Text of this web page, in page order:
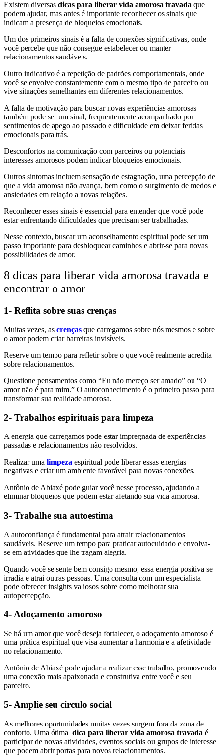
Existem diversas dicas para liberar vida amorosa travada que
podem ajudar, mas antes é importante reconhecer os sinais que
indicam a presença de bloqueios emocionais.
Um dos primeiros sinais é a falta de conexões significativas, onde
você percebe que não consegue estabelecer ou manter
relacionamentos saudáveis.
Outro indicativo é a repetição de padrões comportamentais, onde
você se envolve constantemente com o mesmo tipo de parceiro ou
vive situações semelhantes em diferentes relacionamentos.
A falta de motivação para buscar novas experiências amorosas
também pode ser um sinal, frequentemente acompanhado por
sentimentos de apego ao passado e dificuldade em deixar feridas
emocionais para trás.
Desconfortos na comunicação com parceiros ou potenciais
interesses amorosos podem indicar bloqueios emocionais.
Outros sintomas incluem sensação de estagnação, uma percepção de
que a vida amorosa não avança, bem como o surgimento de medos e
ansiedades em relação a novas relações.
Reconhecer esses sinais é essencial para entender que você pode
estar enfrentando dificuldades que precisam ser trabalhadas.
Nesse contexto, buscar um aconselhamento espiritual pode ser um
passo importante para desbloquear caminhos e abrir-se para novas
possibilidades de amor.
8 dicas para liberar vida amorosa travada e
encontrar o amor
1- Reflita sobre suas crenças
Muitas vezes, as crenças que carregamos sobre nós mesmos e sobre
o amor podem criar barreiras invisíveis.
Reserve um tempo para refletir sobre o que você realmente acredita
sobre relacionamentos.
Questione pensamentos como “Eu não mereço ser amado” ou “O
amor não é para mim.” O autoconhecimento é o primeiro passo para
transformar sua realidade amorosa.
2- Trabalhos espirituais para limpeza
A energia que carregamos pode estar impregnada de experiências
passadas e relacionamentos não resolvidos.
Realizar uma limpeza espiritual pode liberar essas energias
negativas e criar um ambiente favorável para novas conexões.
Antônio de Abiaxé pode guiar você nesse processo, ajudando a
eliminar bloqueios que podem estar afetando sua vida amorosa.
3- Trabalhe sua autoestima
A autoconfiança é fundamental para atrair relacionamentos
saudáveis. Reserve um tempo para praticar autocuidado e envolva-
se em atividades que lhe tragam alegria.
Quando você se sente bem consigo mesmo, essa energia positiva se
irradia e atrai outras pessoas. Uma consulta com um especialista
pode oferecer insights valiosos sobre como melhorar sua
autopercepção.
4- Adoçamento amoroso
Se há um amor que você deseja fortalecer, o adoçamento amoroso é
uma prática espiritual que visa aumentar a harmonia e a afetividade
no relacionamento.
Antônio de Abiaxé pode ajudar a realizar esse trabalho, promovendo
uma conexão mais apaixonada e construtiva entre você e seu
parceiro.
5- Amplie seu círculo social
As melhores oportunidades muitas vezes surgem fora da zona de
conforto. Uma ótima dica para liberar vida amorosa travada é
participar de novas atividades, eventos sociais ou grupos de interesse
que podem abrir portas para novos relacionamentos.